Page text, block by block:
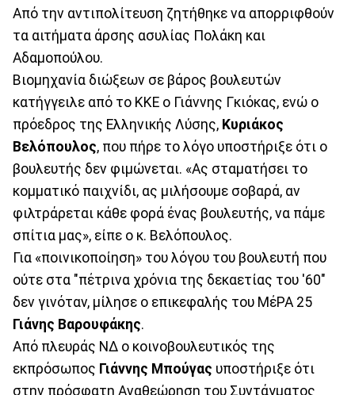
Από την αντιπολίτευση ζητήθηκε να απορριφθούν
τα αιτήματα άρσης ασυλίας Πολάκη και
Αδαμοπούλου.
Βιομηχανία διώξεων σε βάρος βουλευτών
κατήγγειλε από το ΚΚΕ ο Γιάννης Γκιόκας, ενώ ο
πρόεδρος της Ελληνικής Λύσης, Κυριάκος
Βελόπουλος, που πήρε το λόγο υποστήριξε ότι ο
βουλευτής δεν φιμώνεται. «Ας σταματήσει το
κομματικό παιχνίδι, ας μιλήσουμε σοβαρά, αν
φιλτράρεται κάθε φορά ένας βουλευτής, να πάμε
σπίτια μας», είπε ο κ. Βελόπουλος.
Για «ποινικοποίηση» του λόγου του βουλευτή που
ούτε στα "πέτρινα χρόνια της δεκαετίας του '60"
δεν γινόταν, μίλησε ο επικεφαλής του ΜέΡΑ 25
Γιάνης Βαρουφάκης.
Από πλευράς ΝΔ ο κοινοβουλευτικός της
εκπρόσωπος Γιάννης Μπούγας υποστήριξε ότι
στην πρόσφατη Αναθεώρηση του Συντάγματος